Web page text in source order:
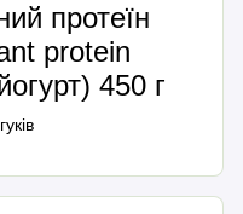
протеїн
protein
450 г